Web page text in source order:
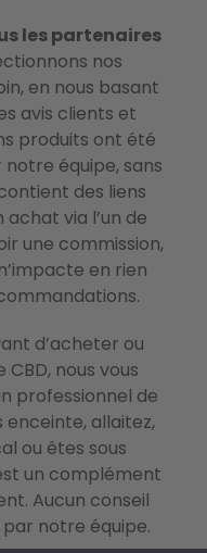
les partenaires
nos
en nous basant
avis clients et
produits ont été
équipe, sans
des liens
achat via l’un de
une commission,
en rien
d’acheter ou
nous vous
professionnel de
allaitez,
ou êtes sous
un complément
Aucun conseil
notre équipe.